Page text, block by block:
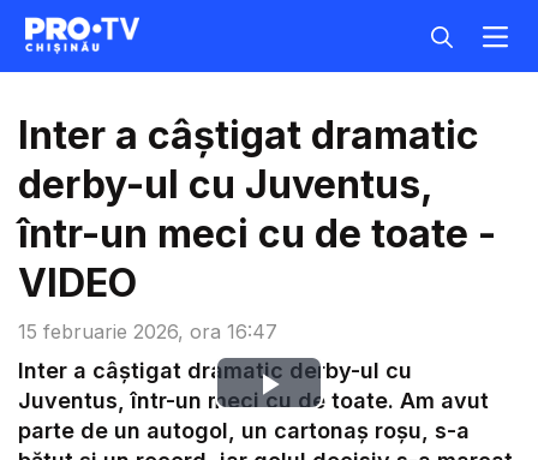
15 februarie 2026, ora 16:47
Inter a câștigat dramatic
derby-ul cu Juventus,
într-un meci cu de toate -
VIDEO
Play
Inter a câștigat dramatic derby-ul cu
Juventus, într-un meci cu de toate. Am avut
parte de un autogol, un cartonaș roșu, s-a